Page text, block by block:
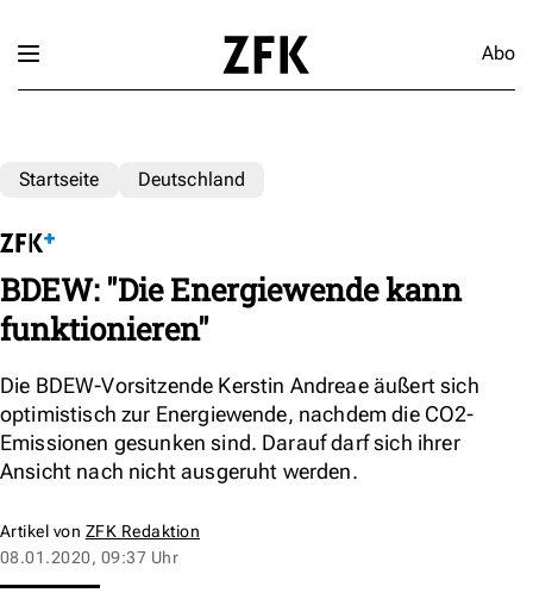
Abo
Startseite Deutschland
BDEW: "Die Energiewende kann
funktionieren"
Die BDEW-Vorsitzende Kerstin Andreae äußert sich
optimistisch zur Energiewende, nachdem die CO2-
Emissionen gesunken sind. Darauf darf sich ihrer
Ansicht nach nicht ausgeruht werden.
Artikel von ZFK Redaktion
08.01.2020, 09:37 Uhr